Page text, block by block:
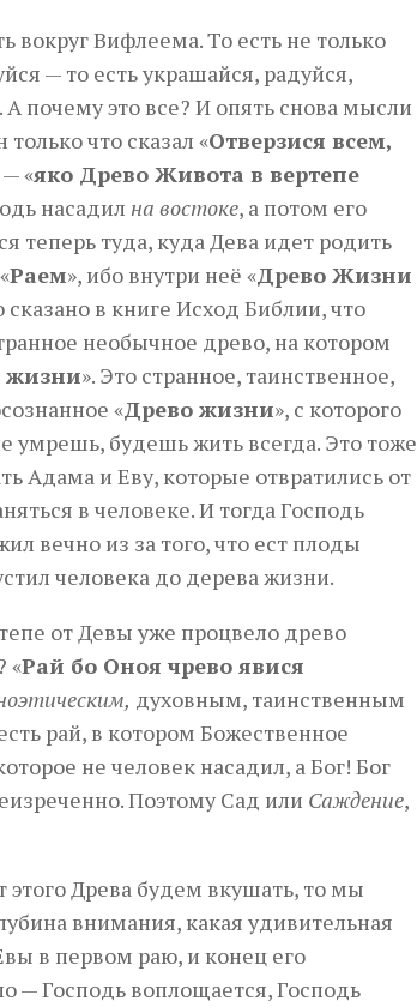
вокруг Вифлеема. То есть не только
— то есть украшайся, радуйся,
почему это все? И опять снова мысли
что сказал «Отверзися всем,
«яко Древо Живота в вертепе
насадил на востоке, а потом его
теперь туда, куда Дева идет родить
Раем», ибо внутри неё «Древо Жизни
в книге Исход Библии, что
необычное древо, на котором
жизни». Это странное, таинственное,
«Древо жизни», с которого
будешь жить всегда. Это тоже
Адама и Еву, которые отвратились от
в человеке. И тогда Господь
вечно из за того, что ест плоды
человека до дерева жизни.
от Девы уже процвело древо
«Рай бо Оноя чрево явися
духовным, таинственным
рай, в котором Божественное
не человек насадил, а Бог! Бог
Поэтому Сад или Саждение,
этого Древа будем вкушать, то мы
внимания, какая удивительная
в первом раю, и конец его
— Господь воплощается, Господь